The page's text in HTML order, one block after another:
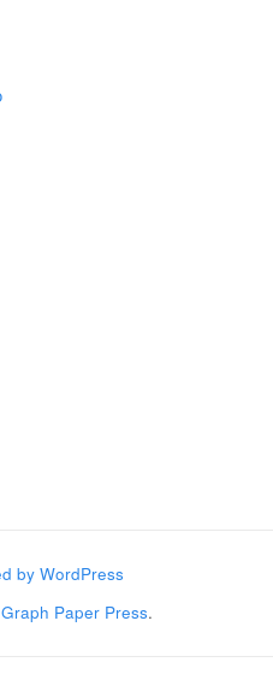
by WordPress
Graph Paper Press.